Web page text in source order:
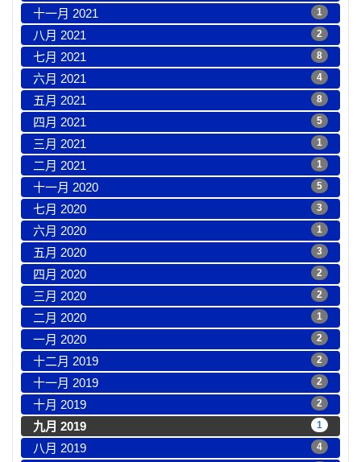
十一月 2021 1
八月 2021 2
七月 2021 8
六月 2021 4
五月 2021 8
四月 2021 5
三月 2021 1
二月 2021 1
十一月 2020 5
七月 2020 3
六月 2020 1
五月 2020 3
四月 2020 2
三月 2020 2
二月 2020 1
一月 2020 2
十二月 2019 2
十一月 2019 2
十月 2019 2
九月 2019 1
八月 2019 4